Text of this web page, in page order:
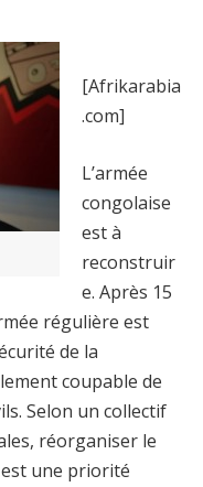
[Afrikarabia
.com]
L’armée
congolaise
est à
reconstruir
e. Après 15
régulière est
de la
coupable de
Selon un collectif
réorganiser le
une priorité